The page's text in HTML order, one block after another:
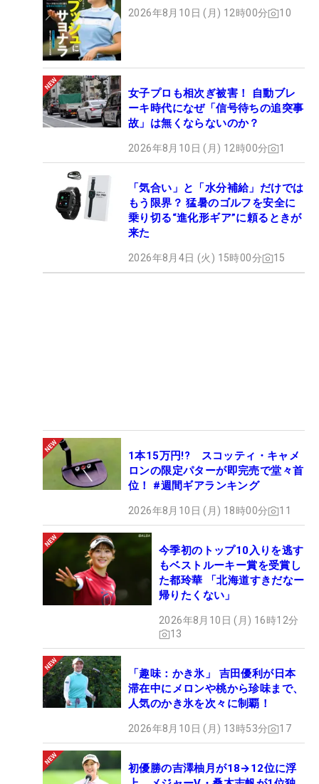
2026年8月10日 (月) 12時00分 10
女子プロも相次ぎ被害！ 自動ブレ
ーキ時代になぜ「信号待ちの追突事
故」は無くならないのか？
2026年8月10日 (月) 12時00分 1
「気合い」と「水分補給」だけでは
もう限界？ 猛暑のゴルフを安全に
乗り切る“進化形ギア”に頼るときが
来た
2026年8月4日 (火) 15時00分 15
1本15万円!? スコッティ・キャメ
ロンの限定パターが即完売で堂々首
位！ #週間ギアランキング
2026年8月10日 (月) 18時00分 11
今季初のトップ10入りを逃す
もベストルーキー賞を受賞し
た都玲華 「北海道すきだなー
帰りたくない」
2026年8月10日 (月) 16時12分
13
「趣味：かき氷」 吉田優利が日本
滞在中にメロンや桃から珍味まで、
人気のかき氷を次々に制覇！
2026年8月10日 (月) 13時53分 17
初優勝の吉澤柚月が18→12位に浮